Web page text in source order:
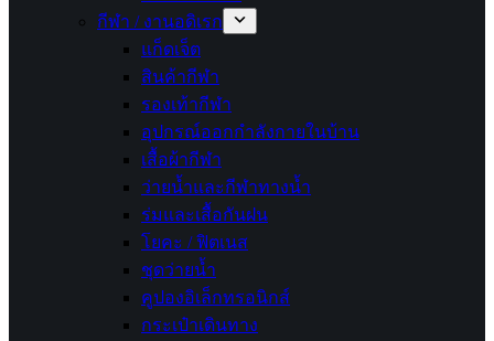
กีฬา / งานอดิเรก
แก็ดเจ็ต
สินค้ากีฬา
รองเท้ากีฬา
อุปกรณ์ออกกำลังกายในบ้าน
เสื้อผ้ากีฬา
ว่ายน้ำและกีฬาทางน้ำ
ร่มและเสื้อกันฝน
โยคะ / ฟิตเนส
ชุดว่ายน้ำ
คูปองอิเล็กทรอนิกส์
กระเป๋าเดินทาง